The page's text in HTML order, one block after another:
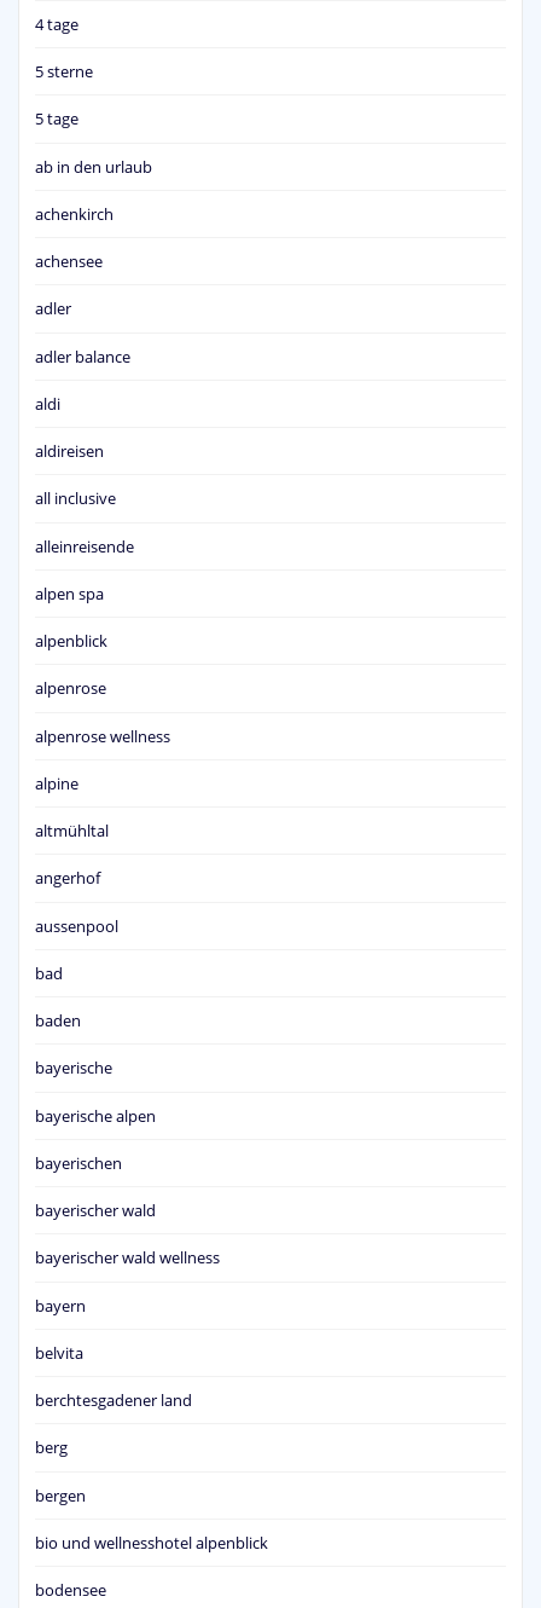
4 tage
5 sterne
5 tage
ab in den urlaub
achenkirch
achensee
adler
adler balance
aldi
aldireisen
all inclusive
alleinreisende
alpen spa
alpenblick
alpenrose
alpenrose wellness
alpine
altmühltal
angerhof
aussenpool
bad
baden
bayerische
bayerische alpen
bayerischen
bayerischer wald
bayerischer wald wellness
bayern
belvita
berchtesgadener land
berg
bergen
bio und wellnesshotel alpenblick
bodensee